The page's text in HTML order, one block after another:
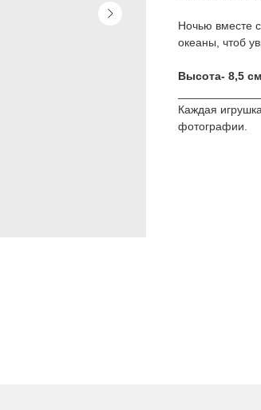
Ночью вместе
океаны, чтоб
Высота- 8,5 см
Каждая
фотографии.